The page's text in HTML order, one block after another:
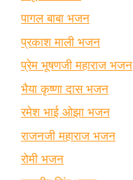
पागल बाबा भजन
प्रकाश माली भजन
प्रेम भूषणजी महाराज भजन
भैया कृष्णा दास भजन
रमेश भाई ओझा भजन
राजनजी महाराज भजन
रोमी भजन